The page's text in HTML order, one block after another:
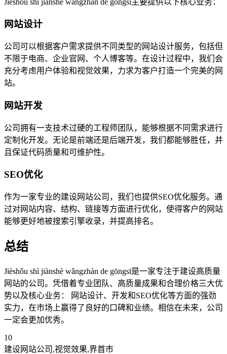
网站设计
公司可以根据客户需求提供不同类型的网站设计服务，包括但
不限于电商、企业官网、个人博客等。在设计过程中，我们会
充分考虑用户体验和视觉效果，力求为客户打造一个完美的网
站。
网站开发
公司拥有一支技术过硬的工程师团队，能够根据不同需求进行
定制化开发。无论是前端还是后端开发，我们都能够胜任，并
且保证代码质量和可维护性。
SEO优化
作为一家专业的建设网站公司，我们也提供SEO优化服务。通
过对网站内容、结构、链接等方面进行优化，使得客户的网站
能够更好地被搜索引擎收录，并提高排名。
总结
Jièshǒu shì jiànshè wǎngzhàn de gōngsī是一家专注于建设高质量
网站的公司。凭借着专业团队、高质量成果和合理价格三大优
势以及核心业务： 网站设计、开发和SEO优化等方面的强劲
实力，在市场上赢得了良好的口碑和业绩。相信在未来，公司
一定会更加优秀。
10
建设网站公司,视觉效果,界首市